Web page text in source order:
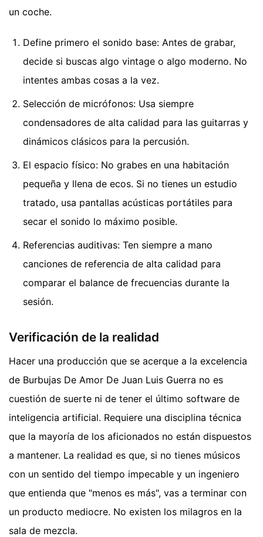
un coche.
Define primero el sonido base: Antes de grabar,
decide si buscas algo vintage o algo moderno. No
intentes ambas cosas a la vez.
Selección de micrófonos: Usa siempre
condensadores de alta calidad para las guitarras y
dinámicos clásicos para la percusión.
El espacio físico: No grabes en una habitación
pequeña y llena de ecos. Si no tienes un estudio
tratado, usa pantallas acústicas portátiles para
secar el sonido lo máximo posible.
Referencias auditivas: Ten siempre a mano
canciones de referencia de alta calidad para
comparar el balance de frecuencias durante la
sesión.
Verificación de la realidad
Hacer una producción que se acerque a la excelencia
de Burbujas De Amor De Juan Luis Guerra no es
cuestión de suerte ni de tener el último software de
inteligencia artificial. Requiere una disciplina técnica
que la mayoría de los aficionados no están dispuestos
a mantener. La realidad es que, si no tienes músicos
con un sentido del tiempo impecable y un ingeniero
que entienda que "menos es más", vas a terminar con
un producto mediocre. No existen los milagros en la
sala de mezcla.